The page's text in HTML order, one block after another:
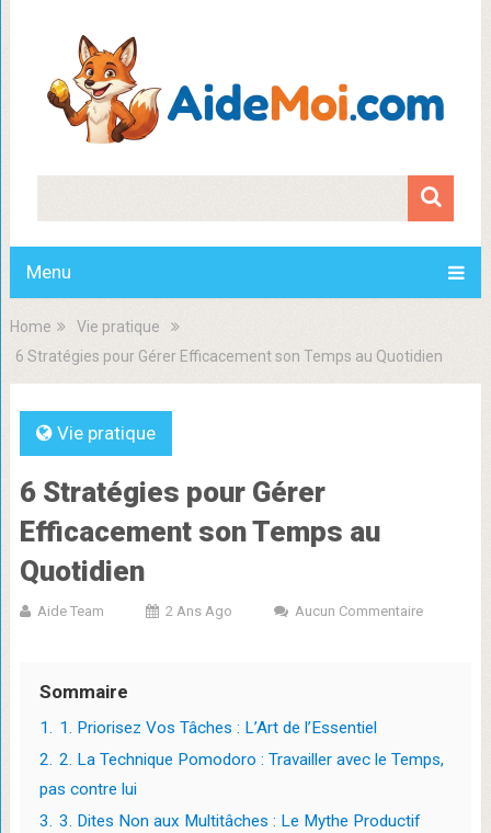
Menu
Home
Vie pratique
6 Stratégies pour Gérer Efficacement son Temps au Quotidien
Vie pratique
6 Stratégies pour Gérer
Efficacement son Temps au
Quotidien
Aide Team 2 Ans Ago Aucun Commentaire
Sommaire
1. 1. Priorisez Vos Tâches : L’Art de l’Essentiel
2. 2. La Technique Pomodoro : Travailler avec le Temps,
pas contre lui
3. 3. Dites Non aux Multitâches : Le Mythe Productif